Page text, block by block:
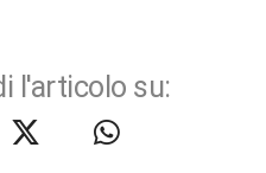
l'articolo su: